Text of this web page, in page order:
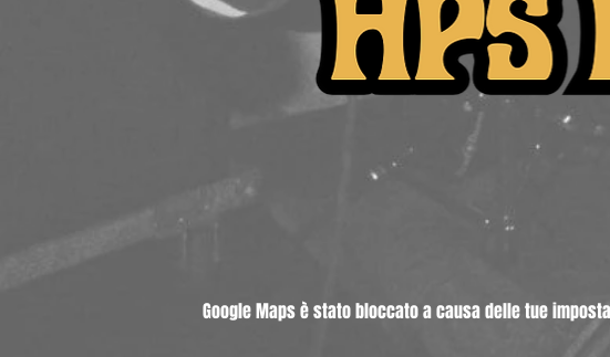
Google Maps è stato bloccato a causa delle tue